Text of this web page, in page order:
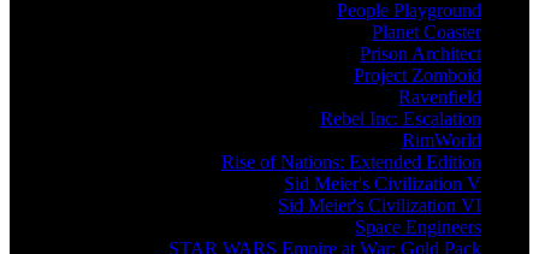
People Playground
Planet Coaster
Prison Architect
Project Zomboid
Ravenfield
Rebel Inc: Escalation
RimWorld
Rise of Nations: Extended Edition
Sid Meier's Civilization V
Sid Meier's Civilization VI
Space Engineers
STAR WARS Empire at War: Gold Pack